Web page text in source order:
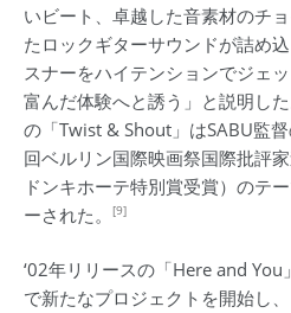
いビート、卓越した音素材のチ
たロックギターサウンドが詰め
スナーをハイテンションでジェ
富んだ体験へと誘う」と説明した
の「Twist & Shout」はSABU監
回ベルリン国際映画祭国際批評
ドンキホーテ特別賞受賞）のテ
ーされた。
[9]
‘02年リリースの「Here and
で新たなプロジェクトを開始し